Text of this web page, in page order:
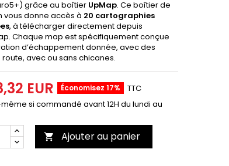
grâce au boîtier UpMap. Ce boîtier de
donne accès à 20 cartographies
, à télécharger directement depuis
Chaque map est spécifiquement conçue
d’échappement donnée, avec des
avec ou sans chicanes.
EUR Économisez 17%
TTC
si commandé avant 12H du lundi au
 Ajouter au panier